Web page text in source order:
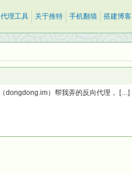
代理工具 关于推特 手机翻墙 搭建博客
dongdong.im）帮我弄的反向代理， […]